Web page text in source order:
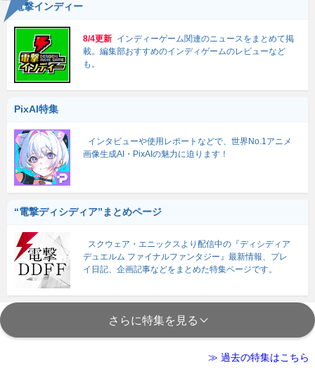
電撃インディー
8/4更新 インディーゲーム関連のニュースをまとめて掲
載。編集部おすすめのインディゲームのレビューなど
も。
PixAI特集
インタビューや使用レポートなどで、世界No.1アニメ
画像生成AI・PixAIの魅力に迫ります！
“電撃ディシディア”まとめページ
スクウェア・エニックスより配信中の『ディシディア
デュエルム ファイナルファンタジー』最新情報、プレ
イ日記、企画記事などをまとめた特集ページです。
さらに特集を見る
≫ 過去の特集はこちら